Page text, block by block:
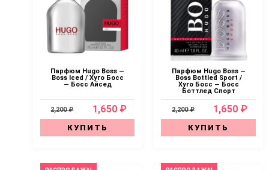
Парфюм Hugo Boss —
Boss Iced / Хуго Босс
— Босс Айсед
2,200 ₽ 1,650 ₽
КУПИТЬ
Парфюм Hugo Boss —
Boss Bottled Sport /
Хуго Босс — Босс
Боттлед Спорт
2,200 ₽ 1,650 ₽
КУПИТЬ